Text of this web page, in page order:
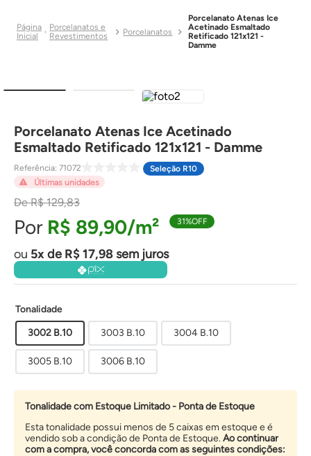
Porcelanatos e
Revestimentos
Porcelanatos
Porcelanato Atenas Ice
Acetinado Esmaltado
Retificado 121x121 -
Damme
Porcelanato Atenas Ice Acetinado
Esmaltado Retificado 121x121 - Damme
Referência: 71072
Seleção R10
Últimas unidades
R$ 129,83
R$ 89,90 31%OFF
5 de R$17,98sem juros
Tonalidade
3002 B.10
3003 B.10 3004 B.10
3005 B.10 3006 B.10
Tonalidade com Estoque Limitado - Ponta de Estoque
Esta tonalidade possui menos de 5 caixas em estoque e é
vendido sob a condição de Ponta de Estoque.Ao continuar
com a compra, você concorda com as seguintes condições: